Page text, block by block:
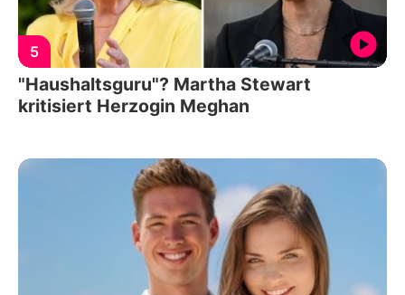
5
"Haushaltsguru"? Martha Stewart
kritisiert Herzogin Meghan